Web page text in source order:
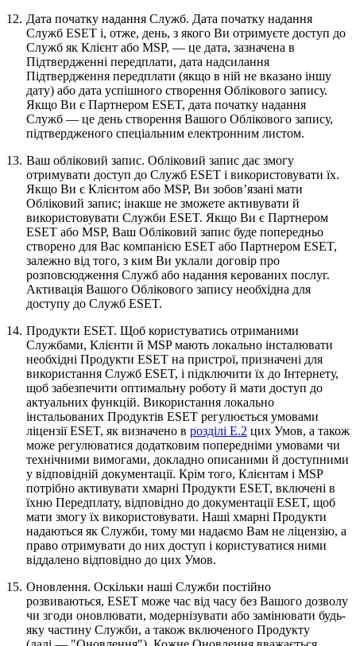
12. Дата початку надання Служб. Дата початку надання
Служб ESET і, отже, день, з якого Ви отримуєте доступ до
Служб як Клієнт або MSP, — це дата, зазначена в
Підтвердженні передплати, дата надсилання
Підтвердження передплати (якщо в ній не вказано іншу
дату) або дата успішного створення Облікового запису.
Якщо Ви є Партнером ESET, дата початку надання
Служб — це день створення Вашого Облікового запису,
підтвердженого спеціальним електронним листом.
13. Ваш обліковий запис. Обліковий запис дає змогу
отримувати доступ до Служб ESET і використовувати їх.
Якщо Ви є Клієнтом або MSP, Ви зобов’язані мати
Обліковий запис; інакше не зможете активувати й
використовувати Служби ESET. Якщо Ви є Партнером
ESET або MSP, Ваш Обліковий запис буде попередньо
створено для Вас компанією ESET або Партнером ESET,
залежно від того, з ким Ви уклали договір про
розповсюдження Служб або надання керованих послуг.
Активація Вашого Облікового запису необхідна для
доступу до Служб ESET.
14. Продукти ESET. Щоб користуватись отриманими
Службами, Клієнти й MSP мають локально інсталювати
необхідні Продукти ESET на пристрої, призначені для
використання Служб ESET, і підключити їх до Інтернету,
щоб забезпечити оптимальну роботу й мати доступ до
актуальних функцій. Використання локально
інстальованих Продуктів ESET регулюється умовами
ліцензії ESET, як визначено в розділі E.2 цих Умов, а також
може регулюватися додатковим попередніми умовами чи
технічними вимогами, докладно описаними й доступними
у відповідній документації. Крім того, Клієнтам і MSP
потрібно активувати хмарні Продукти ESET, включені в
їхню Передплату, відповідно до документації ESET, щоб
мати змогу їх використовувати. Наші хмарні Продукти
надаються як Служби, тому ми надаємо Вам не ліцензію, а
право отримувати до них доступ і користуватися ними
віддалено відповідно до цих Умов.
15. Оновлення. Оскільки наші Служби постійно
розвиваються, ESET може час від часу без Вашого дозволу
чи згоди оновлювати, модернізувати або замінювати будь-
яку частину Служби, а також включеного Продукту